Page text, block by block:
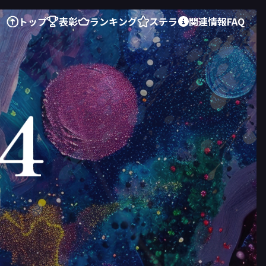
トップ 表彰 ランキング ステラ 関連情報FAQ